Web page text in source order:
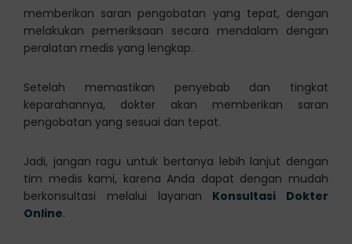
memberikan saran pengobatan yang tepat, dengan
melakukan pemeriksaan secara mendalam dengan
peralatan medis yang lengkap.
Setelah memastikan penyebab dan tingkat
keparahannya, dokter akan memberikan saran
pengobatan yang sesuai dan tepat.
Jadi, jangan ragu untuk bertanya lebih lanjut dengan
tim medis kami, karena Anda dapat dengan mudah
berkonsultasi melalui layanan Konsultasi Dokter
Online.